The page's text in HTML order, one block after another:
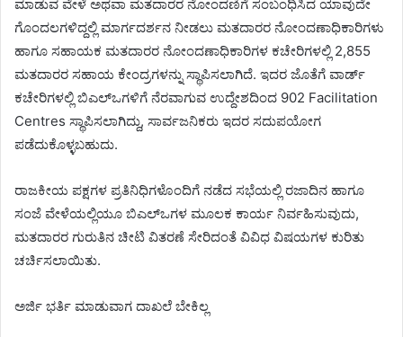
ಮಾಡುವ ವೇಳೆ ಅಥವಾ ಮತದಾರರ ನೋಂದಣಿಗೆ ಸಂಬಂಧಿಸಿದ ಯಾವುದೇ
ಗೊಂದಲಗಳಿದ್ದಲ್ಲಿ ಮಾರ್ಗದರ್ಶನ ನೀಡಲು ಮತದಾರರ ನೋಂದಣಾಧಿಕಾರಿಗಳು
ಹಾಗೂ ಸಹಾಯಕ ಮತದಾರರ ನೋಂದಣಾಧಿಕಾರಿಗಳ ಕಚೇರಿಗಳಲ್ಲಿ 2,855
ಮತದಾರರ ಸಹಾಯ ಕೇಂದ್ರಗಳನ್ನು ಸ್ಥಾಪಿಸಲಾಗಿದೆ. ಇದರ ಜೊತೆಗೆ ವಾರ್ಡ್
ಕಚೇರಿಗಳಲ್ಲಿ ಬಿಎಲ್‌ಒಗಳಿಗೆ ನೆರವಾಗುವ ಉದ್ದೇಶದಿಂದ 902 Facilitation
Centres ಸ್ಥಾಪಿಸಲಾಗಿದ್ದು, ಸಾರ್ವಜನಿಕರು ಇದರ ಸದುಪಯೋಗ
ಪಡೆದುಕೊಳ್ಳಬಹುದು.
ರಾಜಕೀಯ ಪಕ್ಷಗಳ ಪ್ರತಿನಿಧಿಗಳೊಂದಿಗೆ ನಡೆದ ಸಭೆಯಲ್ಲಿ ರಜಾದಿನ ಹಾಗೂ
ಸಂಜೆ ವೇಳೆಯಲ್ಲಿಯೂ ಬಿಎಲ್‌ಒಗಳ ಮೂಲಕ ಕಾರ್ಯ ನಿರ್ವಹಿಸುವುದು,
ಮತದಾರರ ಗುರುತಿನ ಚೀಟಿ ವಿತರಣೆ ಸೇರಿದಂತೆ ವಿವಿಧ ವಿಷಯಗಳ ಕುರಿತು
ಚರ್ಚಿಸಲಾಯಿತು.
ಅರ್ಜಿ ಭರ್ತಿ ಮಾಡುವಾಗ ದಾಖಲೆ ಬೇಕಿಲ್ಲ